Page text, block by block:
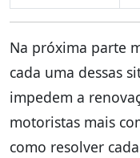
Na próxima parte
cada uma dessas
impedem a
motoristas mais
como resolver